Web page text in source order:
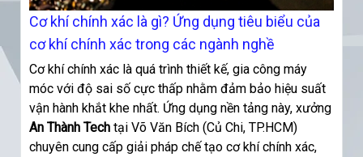
Cơ khí chính xác là gì? Ứng dụng tiêu biểu của
cơ khí chính xác trong các ngành nghề
Cơ khí chính xác là quá trình thiết kế, gia công máy
móc với độ sai số cực thấp nhằm đảm bảo hiệu suất
vận hành khắt khe nhất. Ứng dụng nền tảng này, xưởng
An Thành Tech tại Võ Văn Bích (Củ Chi, TP.HCM)
chuyên cung cấp giải pháp chế tạo cơ khí chính xác,